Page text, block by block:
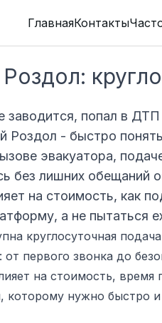
ГлавнаяКонтакты
заводится, попал в
Роздол - быстро
эвакуатора,
без лишних обещаний
на стоимость, как
а не пытаться
круглосуточная
первого звонка до
на стоимость, время
которому нужно быстро